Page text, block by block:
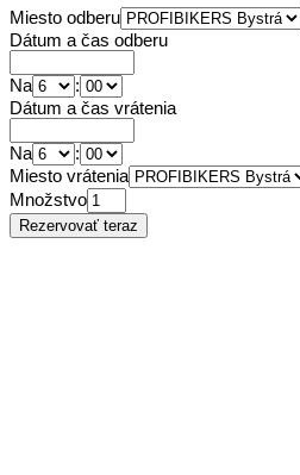
Miesto odberu
Dátum a čas odberu
Na
:
Dátum a čas vrátenia
Na
:
Miesto vrátenia
Množstvo